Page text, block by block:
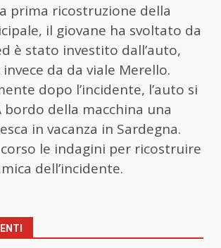
prima ricostruzione della
il giovane ha svoltato da
è stato investito dall’auto,
da da viale Merello.
dopo l’incidente, l’auto si
bordo della macchina una
in vacanza in Sardegna.
le indagini per ricostruire
dell’incidente.